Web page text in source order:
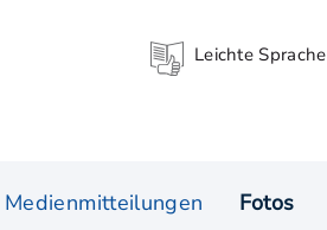
Leichte Sprache
Medienmitteilungen Fotos